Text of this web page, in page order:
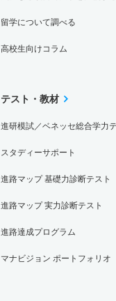
留学について調べる
高校生向けコラム
テスト・教材
進研模試／ベネッセ総合学力
スタディーサポート
進路マップ 基礎力診断テスト
進路マップ 実力診断テスト
進路達成プログラム
マナビジョン ポートフォリオ